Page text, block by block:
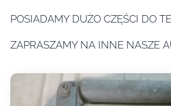
POSIADAMY DUŻO CZĘŚCI DO
ZAPRASZAMY NA INNE NASZE